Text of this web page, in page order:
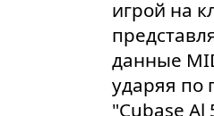
игрой на
данные
ударяя по
"Cubase